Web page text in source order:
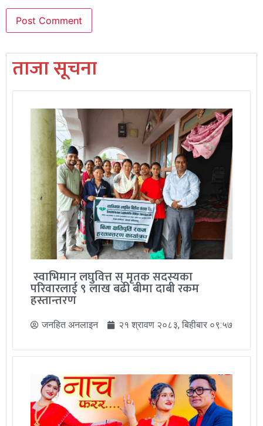
ताजा सूचना
स्वाभिमान लघुवित्त स् मृतक सदस्यका
परिवारलाई ९ लाख बढी बीमा दाबी रकम
हस्तान्तरण
जनहित अनलाइन २१ श्रावण २०८३, बिहीबार ०९:५७